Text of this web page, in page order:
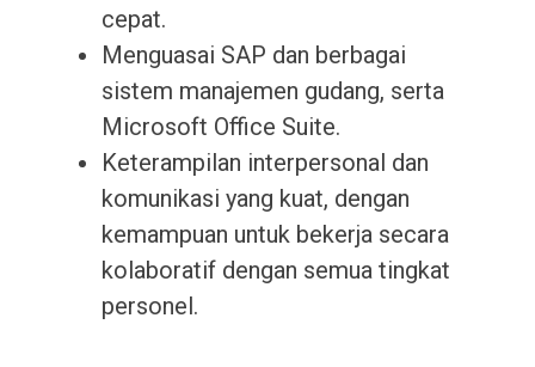
cepat.
Menguasai SAP dan berbagai
sistem manajemen gudang, serta
Microsoft Office Suite.
Keterampilan interpersonal dan
komunikasi yang kuat, dengan
kemampuan untuk bekerja secara
kolaboratif dengan semua tingkat
personel.